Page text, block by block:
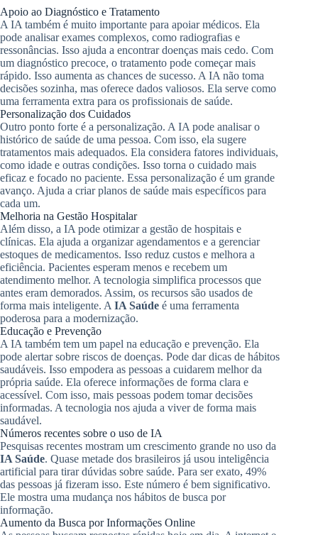
Apoio ao Diagnóstico e Tratamento
A IA também é muito importante para apoiar médicos. Ela
pode analisar exames complexos, como radiografias e
ressonâncias. Isso ajuda a encontrar doenças mais cedo. Com
um diagnóstico precoce, o tratamento pode começar mais
rápido. Isso aumenta as chances de sucesso. A IA não toma
decisões sozinha, mas oferece dados valiosos. Ela serve como
uma ferramenta extra para os profissionais de saúde.
Personalização dos Cuidados
Outro ponto forte é a personalização. A IA pode analisar o
histórico de saúde de uma pessoa. Com isso, ela sugere
tratamentos mais adequados. Ela considera fatores individuais,
como idade e outras condições. Isso torna o cuidado mais
eficaz e focado no paciente. Essa personalização é um grande
avanço. Ajuda a criar planos de saúde mais específicos para
cada um.
Melhoria na Gestão Hospitalar
Além disso, a IA pode otimizar a gestão de hospitais e
clínicas. Ela ajuda a organizar agendamentos e a gerenciar
estoques de medicamentos. Isso reduz custos e melhora a
eficiência. Pacientes esperam menos e recebem um
atendimento melhor. A tecnologia simplifica processos que
antes eram demorados. Assim, os recursos são usados de
forma mais inteligente. A IA Saúde é uma ferramenta
poderosa para a modernização.
Educação e Prevenção
A IA também tem um papel na educação e prevenção. Ela
pode alertar sobre riscos de doenças. Pode dar dicas de hábitos
saudáveis. Isso empodera as pessoas a cuidarem melhor da
própria saúde. Ela oferece informações de forma clara e
acessível. Com isso, mais pessoas podem tomar decisões
informadas. A tecnologia nos ajuda a viver de forma mais
saudável.
Números recentes sobre o uso de IA
Pesquisas recentes mostram um crescimento grande no uso da
IA Saúde. Quase metade dos brasileiros já usou inteligência
artificial para tirar dúvidas sobre saúde. Para ser exato, 49%
das pessoas já fizeram isso. Este número é bem significativo.
Ele mostra uma mudança nos hábitos de busca por
informação.
Aumento da Busca por Informações Online